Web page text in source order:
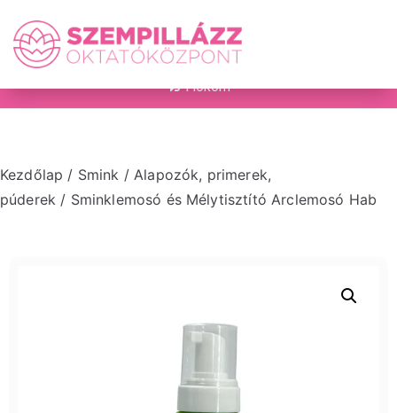
Fiókom
Kezdőlap / Smink /Alapozók, primerek,
púderek / Sminklemosó és Mélytisztító Arclemosó Hab